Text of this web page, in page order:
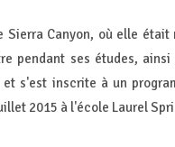
Sierra Canyon, où elle
pendant ses études,
s'est inscrite à un
2015 à l'école Laurel